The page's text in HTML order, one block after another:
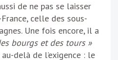
de ne pas se laisser
celle des sous-
Une fois encore, il a
bourgs et des tours »
delà de l’exigence : le